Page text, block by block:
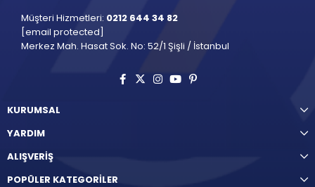
Müşteri Hizmetleri: 0212 644 34 82
[email protected]
Merkez Mah. Hasat Sok. No: 52/1 Şişli / İstanbul
KURUMSAL
YARDIM
ALIŞVERİŞ
POPÜLER KATEGORİLER